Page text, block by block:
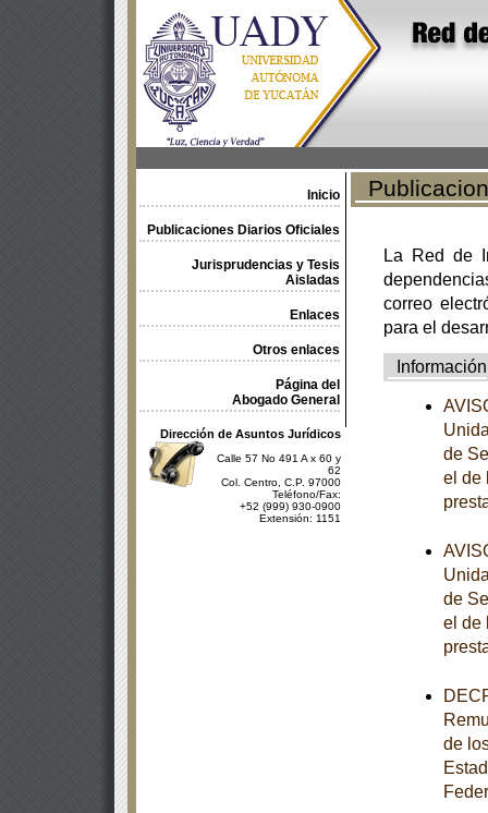
Inicio
Publicaciones Diarios Oficiales
Jurisprudencias y Tesis
Aisladas
Enlaces
Otros enlaces
Página del
Abogado General
Dirección de Asuntos Jurídicos
Calle 57 No 491 A x 60 y
62
Col. Centro, C.P. 97000
Teléfono/Fax:
+52 (999) 930-0900
Extensión: 1151
La Red de
correo
para el
Información
de
el de
de
el de
de